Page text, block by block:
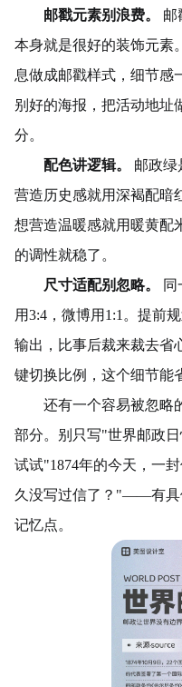
邮戳元素别浪费。
邮
本身就是很好的装饰元素
息做成邮戳样式，细节感
别好的海报，把活动地址
分。
配色讲逻辑。
邮政绿
营造历史感就用深褐配暗
想营造温暖感就用暖黄配
的调性就稳了。
尺寸适配别忽略。
同
用3:4，微博用1:1。提前
输出，比事后裁来裁去省
键切换比例，这个细节能
还有一个容易被忽略
部分。别只写"世界邮政
试试"1874年的今天，一
久没写过信了？"——有具
记忆点。